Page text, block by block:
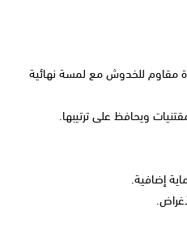
مقاوم للخدوش مع لمسة نهائية
ويحافظ على ترتيبها.
إضافية.